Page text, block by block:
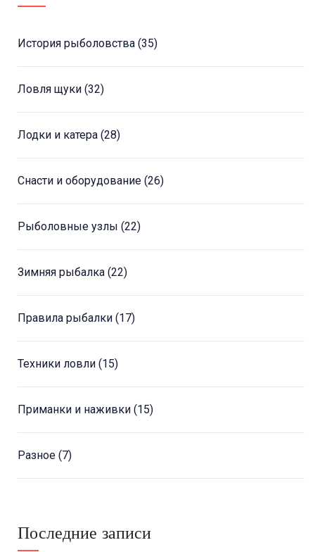
История рыболовства (35)
Ловля щуки (32)
Лодки и катера (28)
Снасти и оборудование (26)
Рыболовные узлы (22)
Зимняя рыбалка (22)
Правила рыбалки (17)
Техники ловли (15)
Приманки и наживки (15)
Разное (7)
Последние записи